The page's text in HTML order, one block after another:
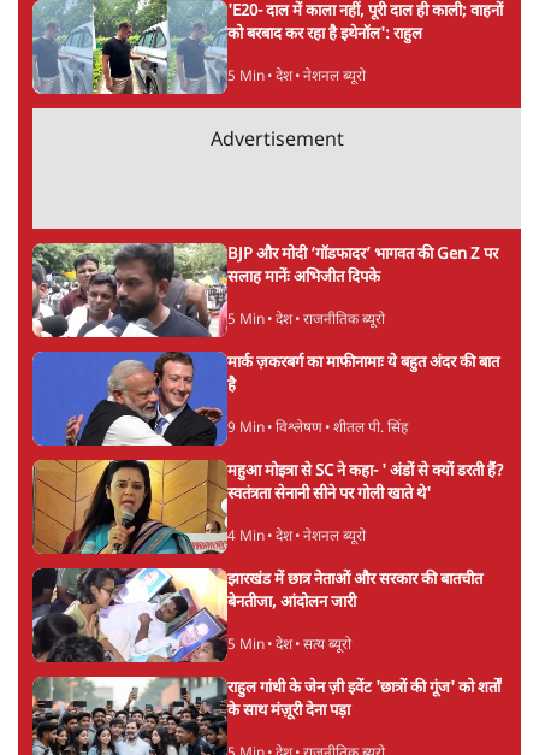
'E20- दाल में काला नहीं, पूरी दाल ही काली; वाहनों
को बरबाद कर रहा है इथेनॉल': राहुल
5 Min• देश• नेशनल ब्यूरो
Advertisement
BJP और मोदी ‘गॉडफादर’ भागवत की Gen Z पर
सलाह मानेंः अभिजीत दिपके
5 Min• देश• राजनीतिक ब्यूरो
मार्क ज़करबर्ग का माफीनामाः ये बहुत अंदर की बात
है
9 Min• विश्लेषण• शीतल पी. सिंह
महुआ मोइत्रा से SC ने कहा- ' अंडों से क्यों डरती हैं?
स्वतंत्रता सेनानी सीने पर गोली खाते थे'
4 Min• देश• नेशनल ब्यूरो
झारखंड में छात्र नेताओं और सरकार की बातचीत
बेनतीजा, आंदोलन जारी
5 Min• देश• सत्य ब्यूरो
राहुल गांधी के जेन ज़ी इवेंट 'छात्रों की गूंज' को शर्तों
के साथ मंज़ूरी देना पड़ा